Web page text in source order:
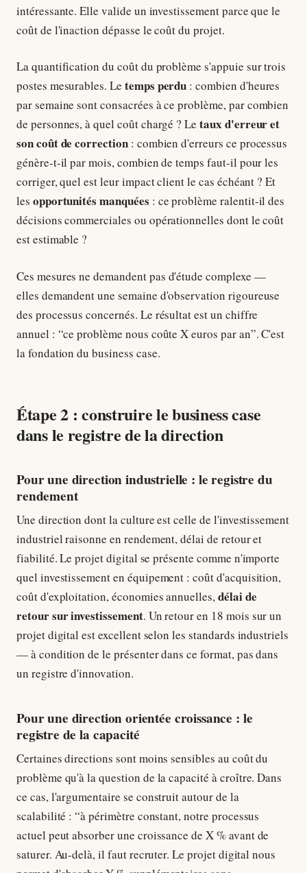
intéressante. Elle valide un investissement parce que le
coût de l'inaction dépasse le coût du projet.
La quantification du coût du problème s'appuie sur trois
postes mesurables. Le temps perdu : combien d'heures
par semaine sont consacrées à ce problème, par combien
de personnes, à quel coût chargé ? Letaux d'erreur et
son coût de correction: combien d'erreurs ce processus
génère-t-il par mois, combien de temps faut-il pour les
corriger, quel est leur impact client le cas échéant ? Et
les opportunités manquées : ce problème ralentit-il des
décisions commerciales ou opérationnelles dont le coût
est estimable ?
Ces mesures ne demandent pas d'étude complexe —
elles demandent une semaine d'observation rigoureuse
des processus concernés. Le résultat est un chiffre
annuel : “ce problème nous coûte X euros par an”. C'est
la fondation du business case.
Étape 2 : construire le business case
dans le registre de la direction
Pour une direction industrielle : le registre du
rendement
Une direction dont la culture est celle de l'investissement
industriel raisonne en rendement, délai de retour et
fiabilité. Le projet digital se présente comme n'importe
quel investissement en équipement : coût d'acquisition,
coût d'exploitation, économies annuelles,délai de
retour sur investissement. Un retour en 18 mois sur un
projet digital est excellent selon les standards industriels
— à condition de le présenter dans ce format, pas dans
un registre d'innovation.
Pour une direction orientée croissance : le
registre de la capacité
Certaines directions sont moins sensibles au coût du
problème qu'à la question de la capacité à croître. Dans
ce cas, l'argumentaire se construit autour de la
scalabilité : “à périmètre constant, notre processus
actuel peut absorber une croissance de X % avant de
saturer. Au-delà, il faut recruter. Le projet digital nous